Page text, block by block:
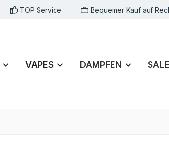
TOP Service Bequemer Kauf auf
VAPES DAMPFEN SALE